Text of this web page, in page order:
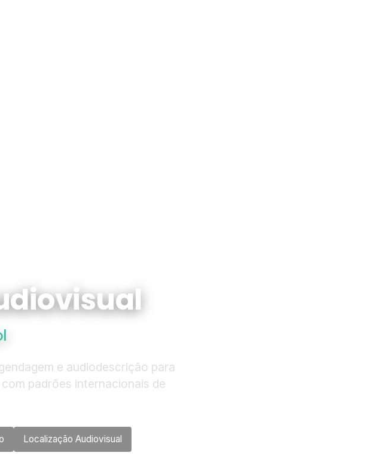
e audiodescrição para
padrões internacionais de
Localização Audiovisual